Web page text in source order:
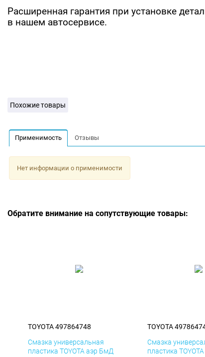
Расширенная гарантия при установке
в нашем автосервисе.
Похожие товары
Применимость Отзывы
Нет информации о применимости
Обратите внимание на сопутствующие товары:
TOYOTA 497864748
Смазка универсальная
пластика TOYOTA аэр БмД
TOYOTA
Смазка
пластика